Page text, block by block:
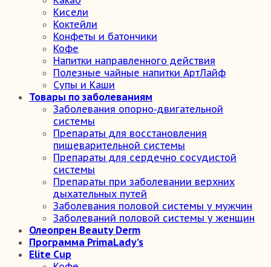
Кисели
Коктейли
Конфеты и батончики
Кофе
Напитки направленного действия
Полезные чайные напитки АртЛайф
Супы и Каши
Товары по заболеваниям
Заболевания опорно-двигательной
системы
Препараты для восстановления
пищеварительной системы
Препараты для сердечно сосудистой
системы
Препараты при заболевании верхних
дыхательных путей
Заболевания половой системы у мужчин
Заболеваний половой системы у женщин
Олеопрен Beauty Derm
Программа PrimaLady’s
Elite Cup